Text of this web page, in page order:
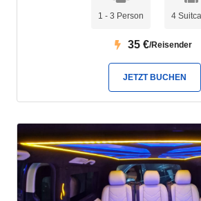
Fun&Sun Famıly Belek Soho
Antalya entfernt. Die Fahrzeit zwischen
Resort beträgt etwa 35 - 40 Minuten.
1 - 3 Person 4
35€/Reisender
JETZT BUCHEN